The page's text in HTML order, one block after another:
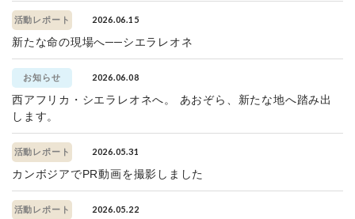
活動レポート 2026.06.15
新たな命の現場へ──シエラレオネ
お知らせ 2026.06.08
西アフリカ・シエラレオネへ。 あおぞら、新たな地へ踏み出
します。
活動レポート 2026.05.31
カンボジアでPR動画を撮影しました
活動レポート 2026.05.22